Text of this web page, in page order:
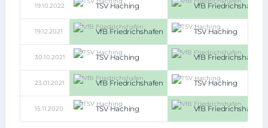
19.10.2022 TSV Haching VfB Friedrichshafen
19.12.2021 VfB Friedrichshafen TSV Haching
30.10.2021 TSV Haching VfB Friedrichshafen
23.01.2021 VfB Friedrichshafen TSV Haching
15.11.2020 TSV Haching VfB Friedrichshafen